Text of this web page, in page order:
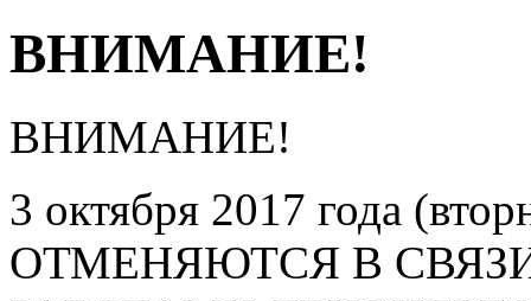
ВНИМАНИЕ!
ВНИМАНИЕ!
3 октября 2017 года
ОТМЕНЯЮТСЯ В